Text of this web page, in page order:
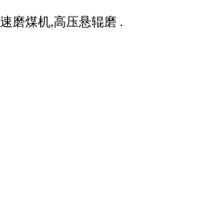
磨煤机,高压悬辊磨 .